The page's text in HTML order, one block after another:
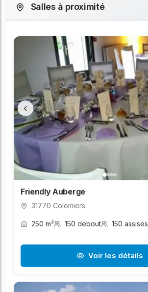
Salles à proximité
‹
Friendly Auberge
31770 Colomiers
250 m² 150 debout 150 assises
Voir les détails